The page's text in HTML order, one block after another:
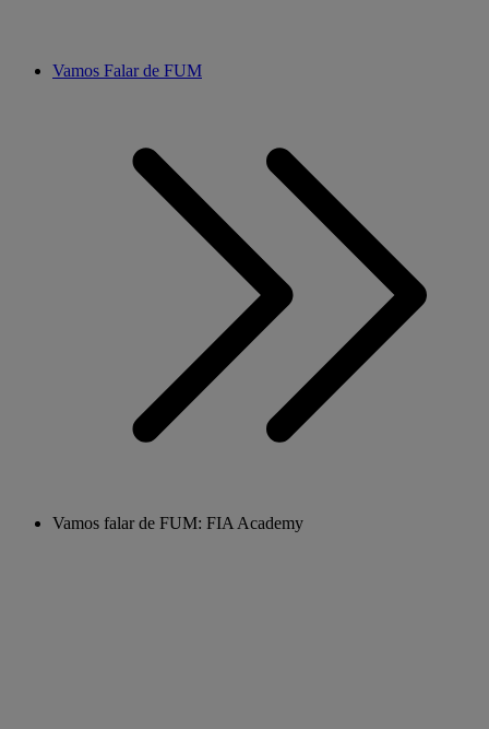
Vamos Falar de FUM
Vamos falar de FUM: FIA Academy